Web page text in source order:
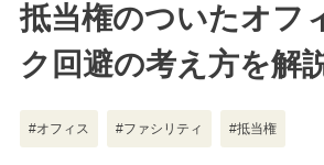
抵当権のついたオフ
ク回避の考え方を解
#オフィス #ファシリティ #抵当権